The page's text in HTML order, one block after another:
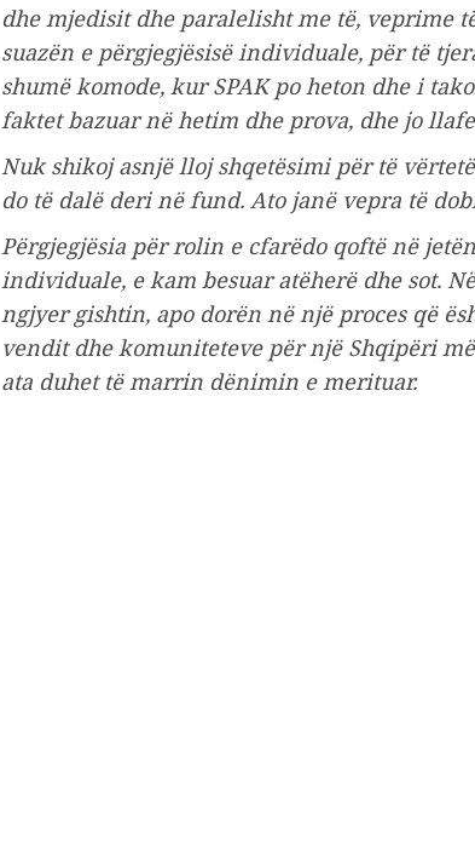
dhe mjedisit dhe paralelisht me të, veprime
suazën e përgjegjësisë individuale, për të
shumë komode, kur SPAK po heton dhe i
faktet bazuar në hetim dhe prova, dhe jo
Nuk shikoj asnjë lloj shqetësimi për të
do të dalë deri në fund. Ato janë vepra të
Përgjegjësia për rolin e cfarëdo qoftë në
individuale, e kam besuar atëherë dhe sot.
ngjyer gishtin, apo dorën në një proces që
vendit dhe komuniteteve për një Shqipëri
ata duhet të marrin dënimin e merituar.